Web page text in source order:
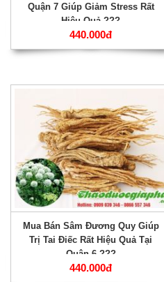
Quận 7 Giúp Giảm Stress Rất
Hiệu Quả ???
440.000đ
Mua Bán Sâm Đương Quy Giúp
Trị Tai Điếc Rất Hiệu Quả Tại
Quận 6 ???
440.000đ